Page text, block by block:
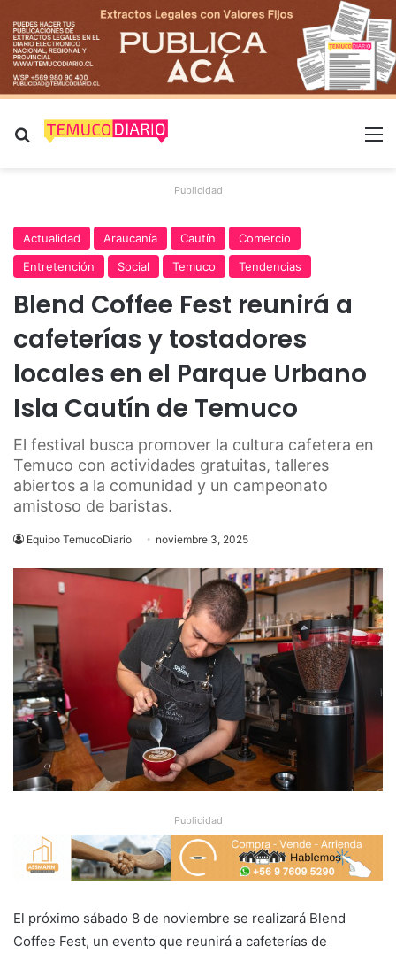
Buscar por
Publicidad
Actualidad Araucanía Cautín
Comercio
Entretención
Social Temuco Tendencias
Blend Coffee Fest reunirá a
cafeterías y tostadores
locales en el Parque Urbano
Isla Cautín de Temuco
El festival busca promover la cultura cafetera en
Temuco con actividades gratuitas, talleres
abiertos a la comunidad y un campeonato
amistoso de baristas.
Equipo TemucoDiario noviembre 3, 2025
Publicidad
El próximo sábado 8 de noviembre se realizará Blend
Coffee Fest, un evento que reunirá a cafeterías de